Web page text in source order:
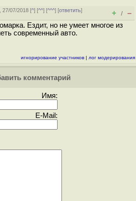
27/07/2018 [^] [^^] [^^^] [ответить]
+ / –
Ездит, но не умеет многое из
современный авто.
игнорирование участников | лог модерирования
комментарий
Имя:
E-Mail: